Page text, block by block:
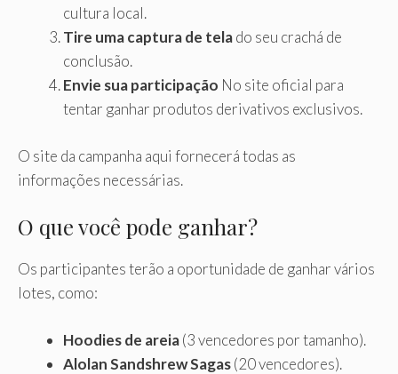
cultura local.
Tire uma captura de telado seu crachá de
conclusão.
Envie sua participação No site oficial para
tentar ganhar produtos derivativos exclusivos.
O site da campanha aqui fornecerá todas as
informações necessárias.
O que você pode ganhar?
Os participantes terão a oportunidade de ganhar vários
lotes, como:
Hoodies de areia(3 vencedores por tamanho).
Alolan Sandshrew Sagas(20 vencedores).